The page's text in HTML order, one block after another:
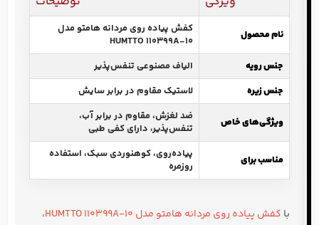
نام محصول
کفش پیاده روی مردانه هامتو مدل
HUMTTO 110399A-10
جنس رویه
الیاف مصنوعی تنفس‌پذیر
جنس زیره
لاستیک مقاوم در برابر سایش
ویژگی‌های خاص
ضد لغزش، مقاوم در برابر آب،
تنفس‌پذیر، دارای کفی طبی
مناسب برای
پیاده‌روی، کوهنوردی سبک، استفاده
روزمره
با کفش پیاده روی مردانه هامتو مدل HUMTTO 110399A-10
،